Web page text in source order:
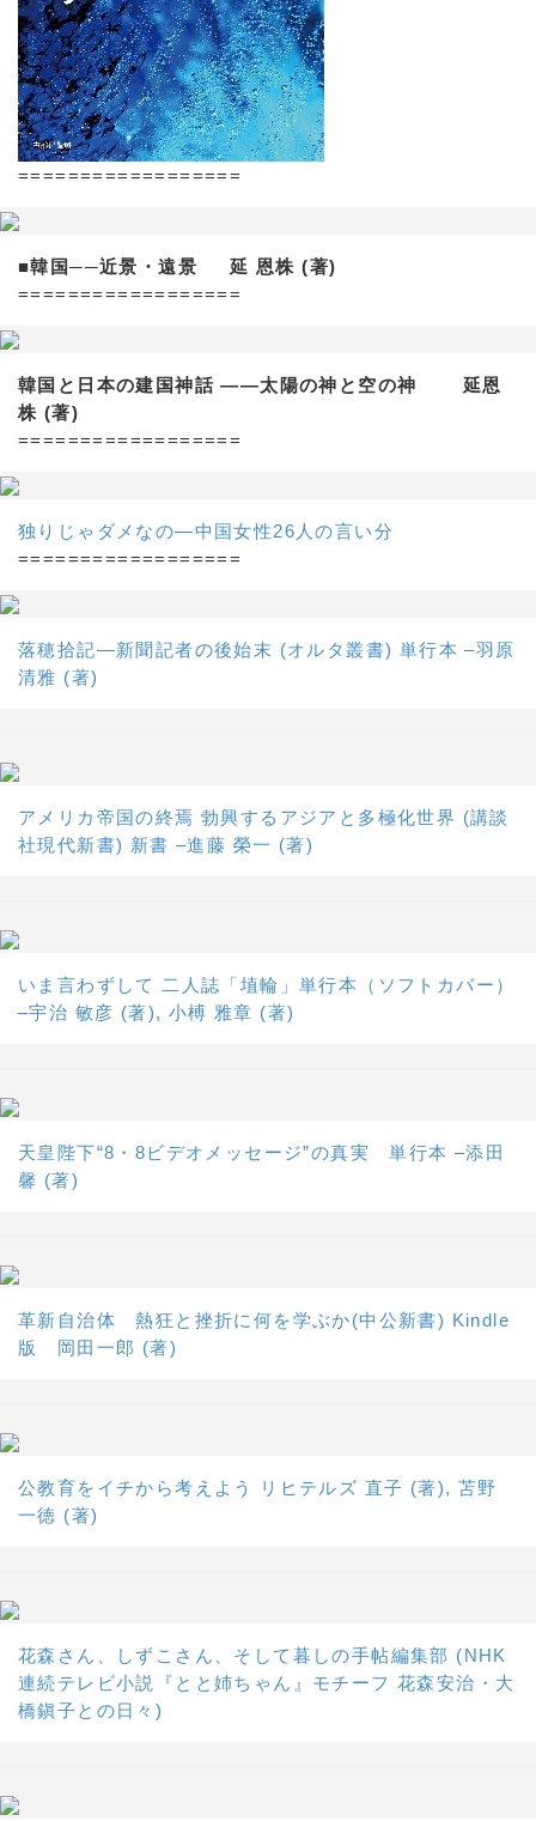
==================
■韓国──近景・遠景 延 恩株 (著)
==================
韓国と日本の建国神話 ——太陽の神と空の神 延恩
株 (著)
==================
独りじゃダメなの―中国女性26人の言い分
==================
落穂拾記―新聞記者の後始末 (オルタ叢書) 単行本 –羽原
清雅 (著)
アメリカ帝国の終焉 勃興するアジアと多極化世界 (講談
社現代新書) 新書 –進藤 榮一 (著)
いま言わずして 二人誌「埴輪」単行本（ソフトカバー）
–宇治 敏彦 (著), 小榑 雅章 (著)
天皇陛下“8・8ビデオメッセージ”の真実 単行本 –添田
馨 (著)
革新自治体 熱狂と挫折に何を学ぶか(中公新書) Kindle
版 岡田一郎 (著)
公教育をイチから考えよう リヒテルズ 直子 (著), 苫野
一徳 (著)
花森さん、しずこさん、そして暮しの手帖編集部 (NHK
連続テレビ小説『とと姉ちゃん』モチーフ 花森安治・大
橋鎭子との日々)